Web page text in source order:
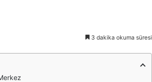
3 dakika okuma süresi